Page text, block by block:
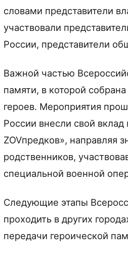
словами представители
участвовали
России, представители
Важной частью
памяти, в которой
героев. Мероприятия
России внесли свой
ZOVпредков», направляя
родственников,
специальной военной
Следующие этапы
проходить в других
передачи героической